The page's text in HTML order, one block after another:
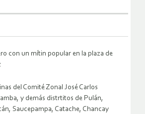
con un mítin popular en la plaza de
del Comité Zonal José Carlos
y demás distrtitos de Pulán,
Saucepampa, Catache, Chancay